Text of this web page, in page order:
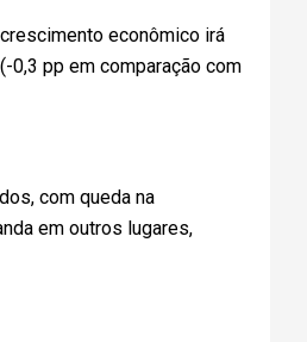
econômico irá
0,3 pp em comparação com
com queda na
em outros lugares,